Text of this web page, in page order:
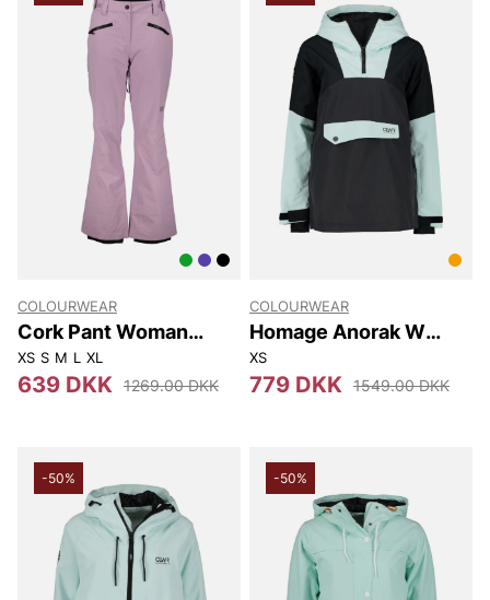
COLOURWEAR
Cork Pant Woman
Pants.
XS S M L XL
639 DKK 1269.00 DKK
COLOURWEAR
Homage Anorak W
Jackets
XS
779 DKK 1549.00 DKK
-50% -50%